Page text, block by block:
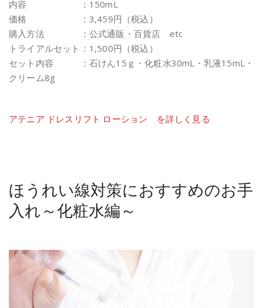
内容 ：150mL
価格 ：3,459円（税込）
購入方法 ：公式通販・百貨店 etc
トライアルセット：1,500円（税込）
セット内容 ：石けん15ｇ・化粧水30mL・乳液15mL・
クリーム8g
アテニア ドレスリフト ローション を詳しく見る
ほうれい線対策におすすめのお手
入れ～化粧水編～